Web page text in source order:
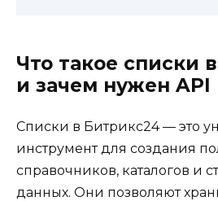
Что такое списки
и зачем нужен API
Списки в Битрикс24 — это
инструмент для создания
справочников, каталогов и
данных. Они позволяют